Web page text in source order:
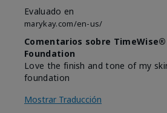
Evaluado en
marykay.com/en-us/
Comentarios sobre
Foundation
Love the finish and tone of my
foundation
Mostrar Traducción